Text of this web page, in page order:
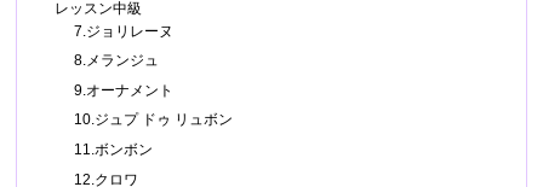
レッスン中級
7.ジョリレーヌ
8.メランジュ
9.オーナメント
10.ジュプ ドゥ リュボン
11.ボンボン
12.クロワ